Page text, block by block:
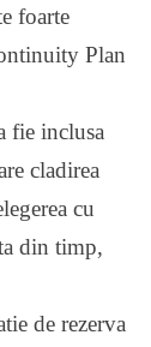
foarte
Plan
fie inclusa
cladirea
cu
din timp,
de rezerva